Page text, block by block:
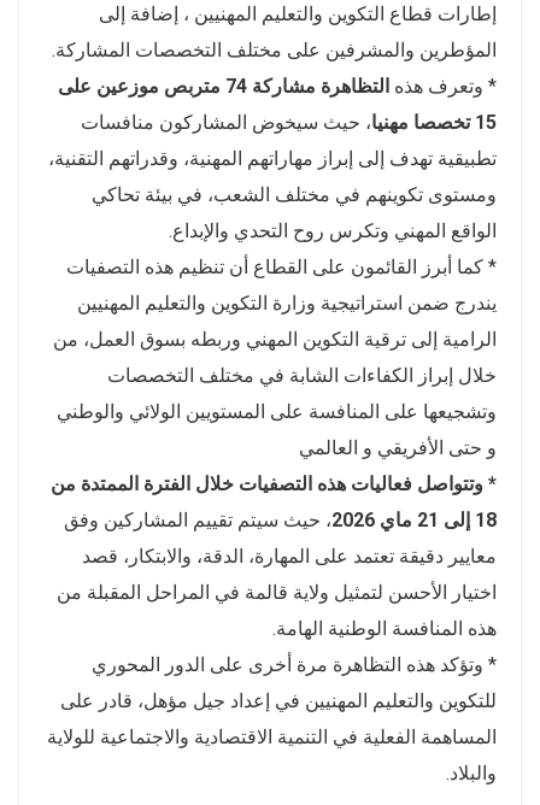
إطارات قطاع التكوين والتعليم المهنيين ، إضافة إلى
المؤطرين والمشرفين على مختلف التخصصات المشاركة.
* وتعرف هذه
التظاهرة مشاركة 74 متربص موزعين على
15 تخصصا مهنيا
، حيث سيخوض المشاركون منافسات
تطبيقية تهدف إلى إبراز مهاراتهم المهنية، وقدراتهم التقنية،
ومستوى تكوينهم في مختلف الشعب، في بيئة تحاكي
الواقع المهني وتكرس روح التحدي والإبداع.
* كما أبرز القائمون على القطاع أن تنظيم هذه التصفيات
يندرج ضمن استراتيجية وزارة التكوين والتعليم المهنيين
الرامية إلى ترقية التكوين المهني وربطه بسوق العمل، من
خلال إبراز الكفاءات الشابة في مختلف التخصصات
وتشجيعها على المنافسة على المستويين الولائي والوطني
و حتى الأفريقي و العالمي
* وتتواصل فعاليات هذه التصفيات خلال الفترة الممتدة من
18 إلى 21 ماي 2026
، حيث سيتم تقييم المشاركين وفق
معايير دقيقة تعتمد على المهارة، الدقة، والابتكار، قصد
اختيار الأحسن لتمثيل ولاية قالمة في المراحل المقبلة من
هذه المنافسة الوطنية الهامة.
* وتؤكد هذه التظاهرة مرة أخرى على الدور المحوري
للتكوين والتعليم المهنيين في إعداد جيل مؤهل، قادر على
المساهمة الفعلية في التنمية الاقتصادية والاجتماعية للولاية
والبلاد.